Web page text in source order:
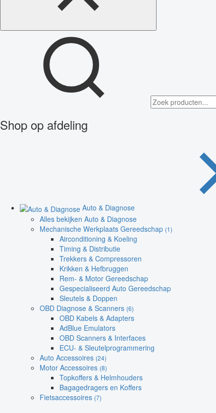
Shop op afdeling
Auto & Diagnose
Alles bekijken Auto & Diagnose
Mechanische Werkplaats Gereedschap (1)
Airconditioning & Koeling
Timing & Distributie
Trekkers & Compressoren
Krikken & Hefbruggen
Rem- & Motor Gereedschap
Gespecialiseerd Auto Gereedschap
Sleutels & Doppen
OBD Diagnose & Scanners (6)
OBD Kabels & Adapters
AdBlue Emulators
OBD Scanners & Interfaces
ECU- & Sleutelprogrammering
Auto Accessoires (24)
Motor Accessoires (8)
Topkoffers & Helmhouders
Bagagedragers en Koffers
Fietsaccessoires (7)